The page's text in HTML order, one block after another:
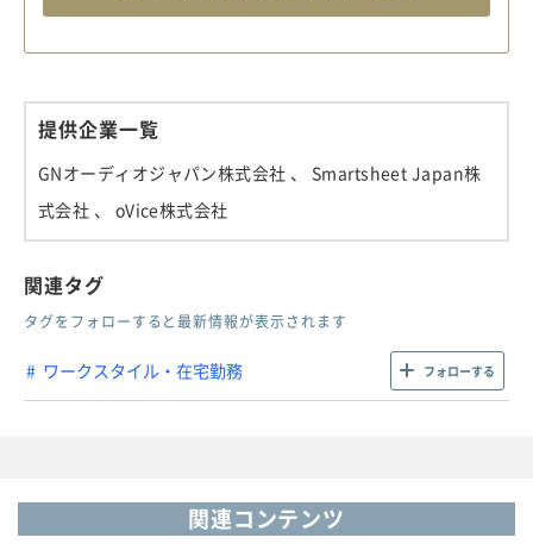
提供企業一覧
GNオーディオジャパン株式会社 、 Smartsheet Japan株
式会社 、 oVice株式会社
関連タグ
タグをフォローすると最新情報が表示されます
ワークスタイル・在宅勤務 フォローする
関連コンテンツ